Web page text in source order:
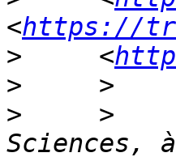
<https://
>
     <
>
>
>